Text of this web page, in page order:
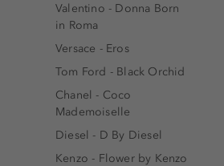
Valentino - Donna Born
in Roma
Versace - Eros
Tom Ford - Black Orchid
Chanel - Coco
Mademoiselle
Diesel - D By Diesel
Kenzo - Flower by Kenzo